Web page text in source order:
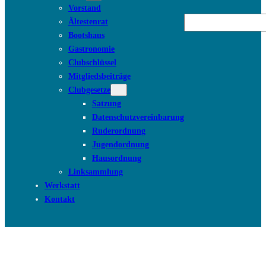
Vorstand
Ältestenrat
Bootshaus
Gastronomie
Clubschlüssel
Mitgliedsbeiträge
Clubgesetze
Satzung
Datenschutzvereinbarung
Ruderordnung
Jugendordnung
Hausordnung
Linksammlung
Werkstatt
Kontakt